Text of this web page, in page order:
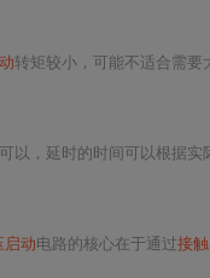
转矩较小，可能不适合需要
以，延时的时间可以根据实
启动电路的核心在于通过接